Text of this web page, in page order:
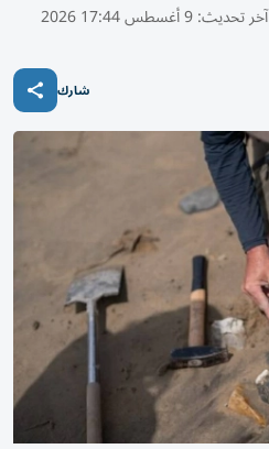
آخر تحديث:9 أغسطس 17:44 2026
شارك